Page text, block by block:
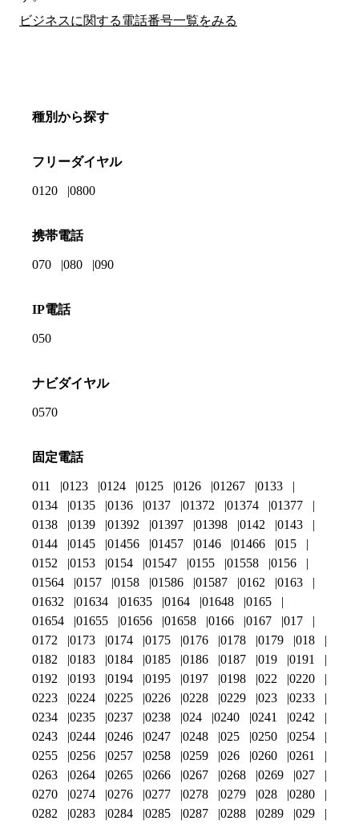
ビジネスに関する電話番号一覧をみる
種別から探す
フリーダイヤル
0120 0800
携帯電話
070 080 090
IP電話
050
ナビダイヤル
0570
固定電話
011 0123 0124 0125 0126 01267
0133
0134
0135 0136 0137 01372 01374
01377
0138
0139 01392 01397 01398 0142
0143
0144
0145 01456 01457 0146 01466
015
0152
0153 0154 01547 0155 01558
0156
01564
0157 0158 01586 01587 0162
0163
01632
01634 01635 0164 01648
0165
01654
01655 01656 01658 0166 0167
017
0172
0173 0174 0175 0176 0178 0179
018
0182
0183 0184 0185 0186 0187 019
0191
0192
0193 0194 0195 0197 0198 022
0220
0223
0224 0225 0226 0228 0229 023
0233
0234
0235 0237 0238 024 0240 0241
0242
0243
0244 0246 0247 0248 025 0250
0254
0255
0256 0257 0258 0259 026 0260
0261
0263
0264 0265 0266 0267 0268 0269
027
0270
0274 0276 0277 0278 0279 028
0280
0282
0283 0284 0285 0287 0288 0289
029